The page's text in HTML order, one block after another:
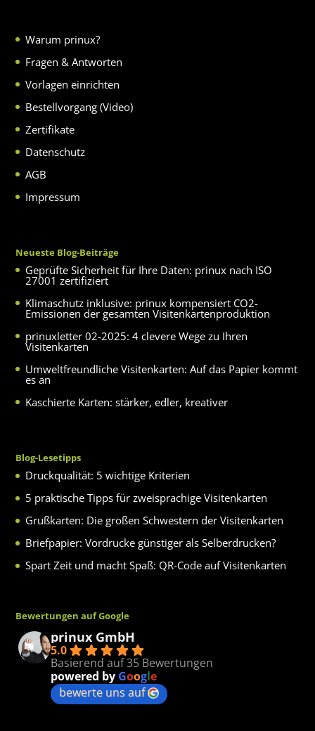
Warum prinux?
Fragen & Antworten
Vorlagen einrichten
Bestellvorgang (Video)
Zertifikate
Datenschutz
AGB
Impressum
Neueste Blog-Beiträge
Geprüfte Sicherheit für Ihre Daten: prinux nach ISO
27001 zertifiziert
Klimaschutz inklusive: prinux kompensiert CO2-
Emissionen der gesamten Visitenkartenproduktion
prinuxletter 02-2025: 4 clevere Wege zu Ihren
Visitenkarten
Umweltfreundliche Visitenkarten: Auf das Papier kommt
es an
Kaschierte Karten: stärker, edler, kreativer
Blog-Lesetipps
Druckqualität: 5 wichtige Kriterien
5 praktische Tipps für zweisprachige Visitenkarten
Grußkarten: Die großen Schwestern der Visitenkarten
Briefpapier: Vordrucke günstiger als Selberdrucken?
Spart Zeit und macht Spaß: QR-Code auf Visitenkarten
Bewertungen auf Google
prinux GmbH
5.0
Basierend auf 35 Bewertungen
powered by Google
bewerte uns auf